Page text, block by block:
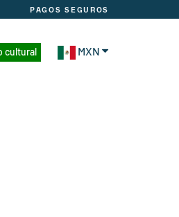
PAGOS SEGUROS
cultural MXN